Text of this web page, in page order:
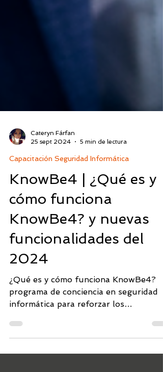
25 sept 2024
5 min de lectura
Capacitación Seguridad Informática
KnowBe4 | ¿Qué es y
cómo funciona
KnowBe4? y nuevas
funcionalidades del
2024
¿Qué es y cómo funciona KnowBe4?
programa de conciencia en seguridad
informática para reforzar los